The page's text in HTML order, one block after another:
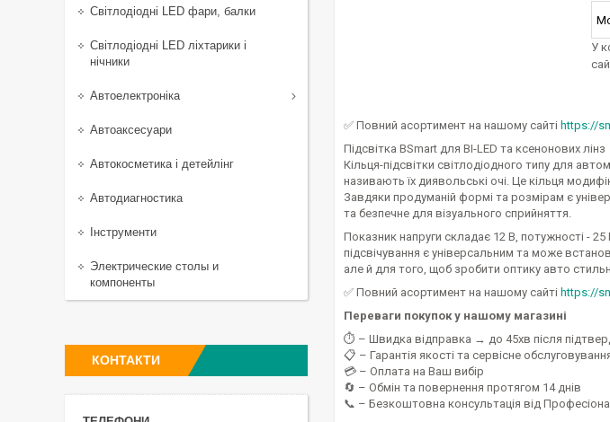
У
✅ Повний асортимент на нашому сайті https://
Підсвітка BSmart для BI-LED та ксенонових лінз
Кільця-підсвітки світлодіодного типу для
називають їх диявольські очі. Це кільця
Завдяки продуманій формі та розмірам є
та безпечне для візуального сприйняття.
Показник напруги складає 12 В, потужності -
підсвічування є універсальним та може
але й для того, щоб зробити оптику авто
✅ Повний асортимент на нашому сайті https://
Переваги покупок у нашому магазині
⏱️ – Швидка відправка → до 45хв після
📋 – Гарантія якості та сервісне
💳 – Оплата на Ваш вибір
🔄 – Обмін та повернення протягом 14 днів
📞 – Безкоштовна консультація від
Світлодіодні LED фари, балки
Світлодіодні LED ліхтарики і
нічники
Автоелектроніка
Автоаксесуари
Автокосметика і детейлінг
Автодиагностика
Інструменти
Электрические столы и
компоненты
КОНТАКТИ